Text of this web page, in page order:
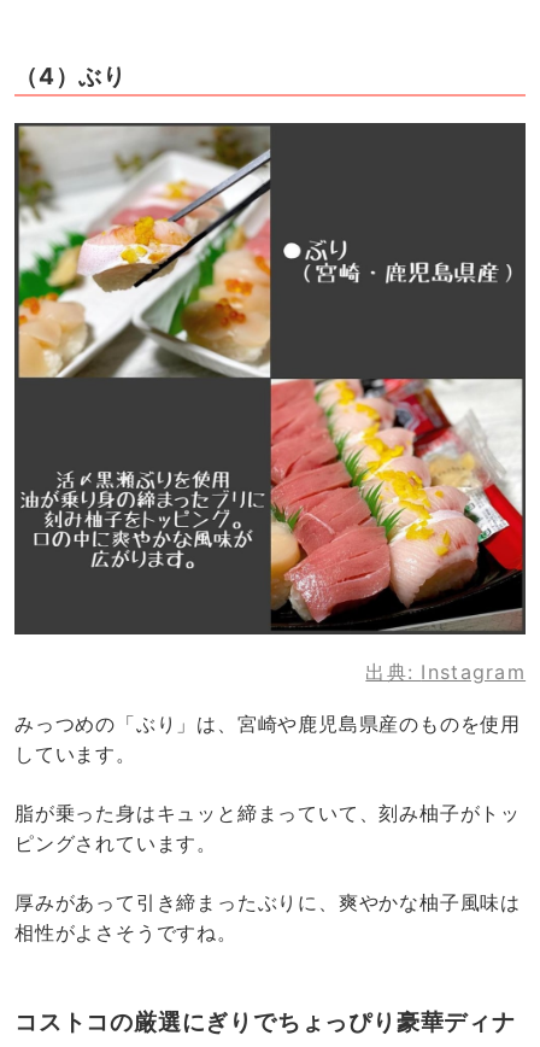
（4）ぶり
出典: Instagram
みっつめの「ぶり」は、宮崎や鹿児島県産のものを使用
しています。
脂が乗った身はキュッと締まっていて、刻み柚子がトッ
ピングされています。
厚みがあって引き締まったぶりに、爽やかな柚子風味は
相性がよさそうですね。
コストコの厳選にぎりでちょっぴり豪華ディナ